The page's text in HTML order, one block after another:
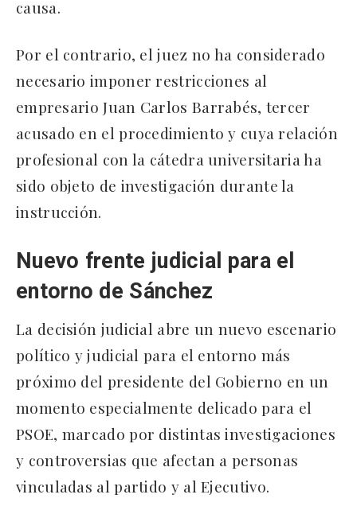
causa.
Por el contrario, el juez no ha considerado
necesario imponer restricciones al
empresario Juan Carlos Barrabés, tercer
acusado en el procedimiento y cuya relación
profesional con la cátedra universitaria ha
sido objeto de investigación durante la
instrucción.
Nuevo frente judicial para el
entorno de Sánchez
La decisión judicial abre un nuevo escenario
político y judicial para el entorno más
próximo del presidente del Gobierno en un
momento especialmente delicado para el
PSOE, marcado por distintas investigaciones
y controversias que afectan a personas
vinculadas al partido y al Ejecutivo.